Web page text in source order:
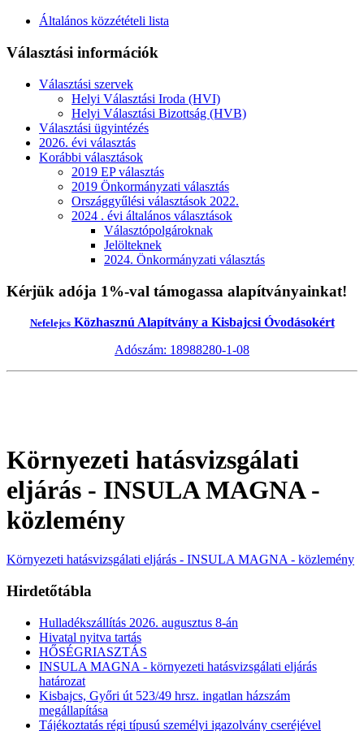
Általános közzétételi lista
Választási információk
Választási szervek
Helyi Választási Iroda (HVI)
Helyi Választási Bizottság (HVB)
Választási ügyintézés
2026. évi választás
Korábbi választások
2019 EP választás
2019 Önkormányzati választás
Országgyűlési választások 2022.
2024 . évi általános választások
Választópolgároknak
Jelölteknek
2024. Önkormányzati választás
Kérjük adója 1%-val támogassa alapítványainkat!
NefelejcsKözhasznú Alapítvány a Kisbajcsi Óvodásokért
Adószám: 18988280-1-08
Környezeti hatásvizsgálati
eljárás - INSULA MAGNA -
közlemény
Környezeti hatásvizsgálati eljárás - INSULA MAGNA - közlemény
Hirdetőtábla
Hulladékszállítás 2026. augusztus 8-án
Hivatal nyitva tartás
HŐSÉGRIASZTÁS
INSULA MAGNA - környezeti hatásvizsgálati eljárás
határozat
Kisbajcs, Győri út 523/49 hrsz. ingatlan házszám
megállapítása
Tájékoztatás régi típusú személyi igazolvány cseréjével